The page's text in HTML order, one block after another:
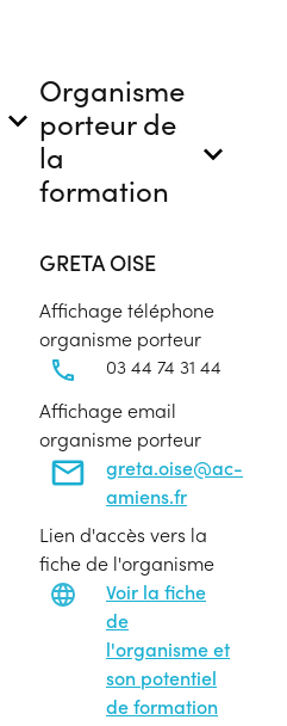
Organisme
porteur de
la
formation
GRETA OISE
Affichage téléphone
organisme porteur
03 44 74 31 44
Affichage email
organisme porteur
greta.oise@ac-
amiens.fr
Lien d'accès vers la
fiche de l'organisme
Voir la fiche
de
l'organisme et
son potentiel
de formation